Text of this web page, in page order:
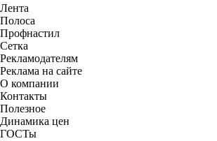
Лента
Полоса
Профнастил
Сетка
Рекламодателям
Реклама на сайте
О компании
Контакты
Полезное
Динамика цен
ГОСТы